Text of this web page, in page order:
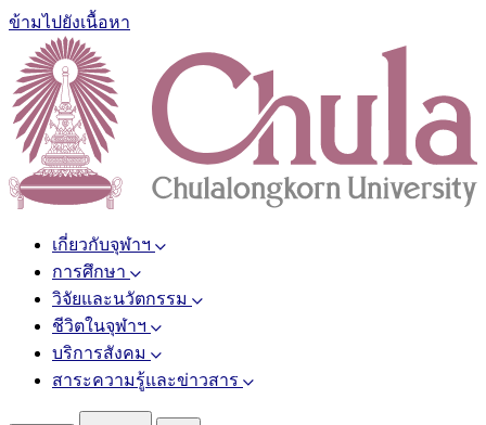
ข้ามไปยังเนื้อหา
เกี่ยวกับจุฬาฯ
การศึกษา
วิจัยและนวัตกรรม
ชีวิตในจุฬาฯ
บริการสังคม
สาระความรู้และข่าวสาร